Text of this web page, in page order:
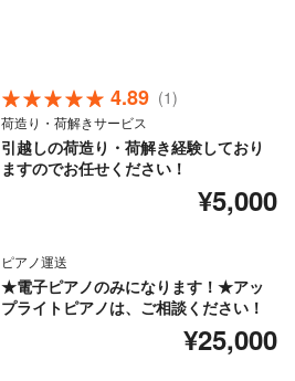
4.89 (1)
荷造り・荷解きサービス
引越しの荷造り・荷解き経験しており
ますのでお任せください！
¥5,000
ピアノ運送
★電子ピアノのみになります！★アッ
プライトピアノは、ご相談ください！
¥25,000